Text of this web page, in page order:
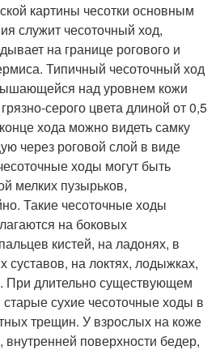
картины чесотки основным
служит чесоточный ход,
на границе рогового и
Типичный чесоточный ход
над уровнем кожи
серого цвета длиной от 0,5
хода можно видеть самку
через роговой слой в виде
ходы могут быть
мелких пузырьков,
Такие чесоточные ходы
на боковых
кистей, на ладонях, в
суставов, на локтях, лодыжках,
При длительно существующем
сухие чесоточные ходы в
трещин. У взрослых на коже
поверхности бедер,